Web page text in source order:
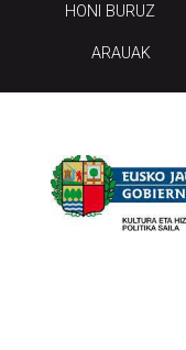
HONI BURUZ
ARAUAK